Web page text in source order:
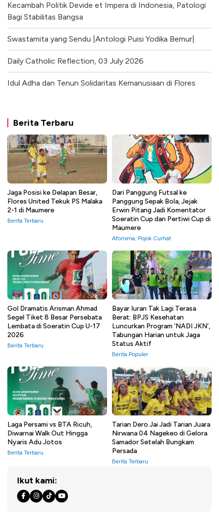
Kecambah Politik Devide et Impera di Indonesia, Patologi
Bagi Stabilitas Bangsa
Swastamita yang Sendu |Antologi Puisi Yodika Bemur|
Daily Catholic Reflection, 03 July 2026
Idul Adha dan Tenun Solidaritas Kemanusiaan di Flores
Berita Terbaru
Jaga Posisi ke Delapan Besar,
Flores United Tekuk PS Malaka
2-1 di Maumere
Berita Terbaru
Dari Panggung Futsal ke
Panggung Sepak Bola, Jejak
Erwin Pitang Jadi Komentator
Soeratin Cup dan Pertiwi Cup di
Maumere
Aforisma, Pojok Curhat
Gol Dramatis Arisman Ahmad
Segel Tiket 8 Besar Persebata
Lembata di Soeratin Cup U-17
2026
Berita Terbaru
Bayar Iuran Tak Lagi Terasa
Berat: BPJS Kesehatan
Luncurkan Program ‘NADI JKN’,
Tabungan Harian untuk Jaga
Status Aktif
Berita Populer
Laga Persami vs BTA Ricuh,
Diwarnai Walk Out Hingga
Nyaris Adu Jotos
Berita Terbaru
Tarian Dero Jai Jadi Tarian Juara
Nirwana 04 Nagekeo di Gelora
Samador Setelah Bungkam
Persada
Berita Terbaru
Ikut kami: